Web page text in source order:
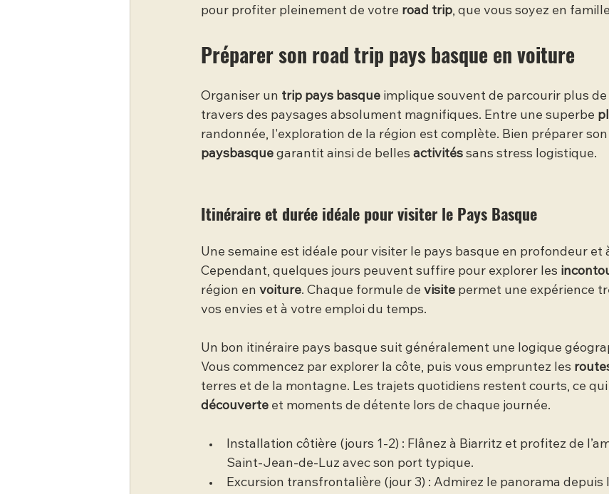
pour profiter pleinement de votre road trip, que vous soyez en
Préparer son road trip pays basque en voiture
Organiser un trip pays basque implique souvent de parcourir plus
travers des paysages absolument magnifiques. Entre une superbe
randonnée, l'exploration de la région est complète. Bien préparer son
paysbasque garantit ainsi de belles activités sans stress logistique.
Itinéraire et durée idéale pour visiter le Pays Basque
Une semaine est idéale pour visiter le pays basque en profondeur et
Cependant, quelques jours peuvent suffire pour explorer les
région en voiture. Chaque formule de visite permet une expérience
vos envies et à votre emploi du temps.
Un bon itinéraire pays basque suit généralement une logique
Vous commencez par explorer la côte, puis vous empruntez les
terres et de la montagne. Les trajets quotidiens restent courts, ce qui
découverte et moments de détente lors de chaque journée.
Installation côtière (jours 1-2) : Flânez à Biarritz et profitez de
Saint-Jean-de-Luz avec son port typique.
Excursion transfrontalière (jour 3) : Admirez le panorama depuis